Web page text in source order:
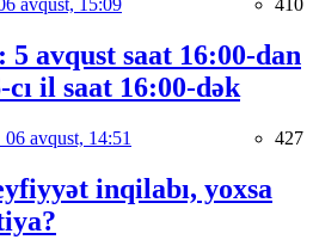
avqust, 15:09 410
5 avqust saat 16:00-dan
cı il saat 16:00-dək
06 avqust, 14:51 427
inqilabı, yoxsa